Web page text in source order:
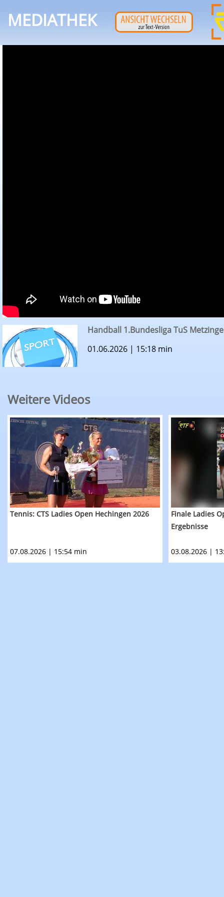
MEDIATHEK
Handball 1.Bundesliga TuS
01.06.2026 | 15:18 min
Weitere Videos
RTF.1 - Sportmagazin vom 7. August 2025:
Tennis: CTS Ladies Open Hechingen 2026
07.08.2026 | 15:54 min
RTF.1-
Finale Ladies
Ergebnisse
03.08.2026 |